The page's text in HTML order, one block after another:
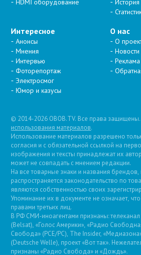
HDMI оборудование
История
Интересное
Анонсы
Мнения
Интервью
Фоторепортаж
Электросмог
Юмор и казусы
О нас
О
Новости
Реклама
© 2014-2026 OBOB.TV. Все права защищены.
использования материалов.
Использование материалов разрешено
согласия и с обязательной ссылкой на
изображения и тексты принадлежат их
может не совпадать с мнением редакции.
На все товарные знаки и названия брендов,
распространяется законодательство по
являются собственностью своих
Упоминание их в документе не означает,
правами третьих лиц.
В РФ СМИ-иноагентами признаны:
(Belsat), «Голос Америки», «Радио
Свобода» (PCE/PC), The Insider,
(Deutsche Welle), проект «Вот так».
признаны «Радио Свобода» и «Дождь».